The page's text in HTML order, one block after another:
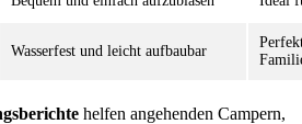
Wasserfest und leicht aufbaubar
helfen angehenden Campern,